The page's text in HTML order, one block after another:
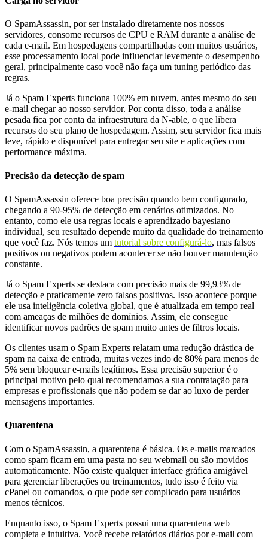
O SpamAssassin, por ser instalado diretamente nos nossos
servidores, consome recursos de CPU e RAM durante a análise de
cada e-mail. Em hospedagens compartilhadas com muitos usuários,
esse processamento local pode influenciar levemente o desempenho
geral, principalmente caso você não faça um tuning periódico das
regras.
Já o Spam Experts funciona 100% em nuvem, antes mesmo do seu
e-mail chegar ao nosso servidor. Por conta disso, toda a análise
pesada fica por conta da infraestrutura da N-able, o que libera
recursos do seu plano de hospedagem. Assim, seu servidor fica mais
leve, rápido e disponível para entregar seu site e aplicações com
performance máxima.
Precisão da detecção de spam
O SpamAssassin oferece boa precisão quando bem configurado,
chegando a 90-95% de detecção em cenários otimizados. No
entanto, como ele usa regras locais e aprendizado bayesiano
individual, seu resultado depende muito da qualidade do treinamento
que você faz. Nós temos um tutorial sobre configurá-lo, mas falsos
positivos ou negativos podem acontecer se não houver manutenção
constante.
Já o Spam Experts se destaca com precisão mais de 99,93% de
detecção e praticamente zero falsos positivos. Isso acontece porque
ele usa inteligência coletiva global, que é atualizada em tempo real
com ameaças de milhões de domínios. Assim, ele consegue
identificar novos padrões de spam muito antes de filtros locais.
Os clientes usam o Spam Experts relatam uma redução drástica de
spam na caixa de entrada, muitas vezes indo de 80% para menos de
5% sem bloquear e-mails legítimos. Essa precisão superior é o
principal motivo pelo qual recomendamos a sua contratação para
empresas e profissionais que não podem se dar ao luxo de perder
mensagens importantes.
Quarentena
Com o SpamAssassin, a quarentena é básica. Os e-mails marcados
como spam ficam em uma pasta no seu webmail ou são movidos
automaticamente. Não existe qualquer interface gráfica amigável
para gerenciar liberações ou treinamentos, tudo isso é feito via
cPanel ou comandos, o que pode ser complicado para usuários
menos técnicos.
Enquanto isso, o Spam Experts possui uma quarentena web
completa e intuitiva. Você recebe relatórios diários por e-mail com